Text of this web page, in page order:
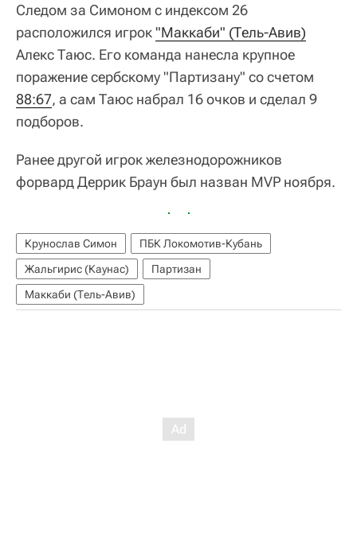
Следом за Симоном с индексом 26
расположился игрок"Маккаби" (Тель-Авив)
Алекс Таюс. Его команда нанесла крупное
поражение сербскому "Партизану" со счетом
88:67, а сам Таюс набрал 16 очков и сделал 9
подборов.
Ранее другой игрок железнодорожников
форвард Деррик Браун был назван MVP ноября.
Крунослав Симон
ПБК Локомотив-Кубань
Жальгирис (Каунас)
Партизан
Маккаби (Тель-Авив)